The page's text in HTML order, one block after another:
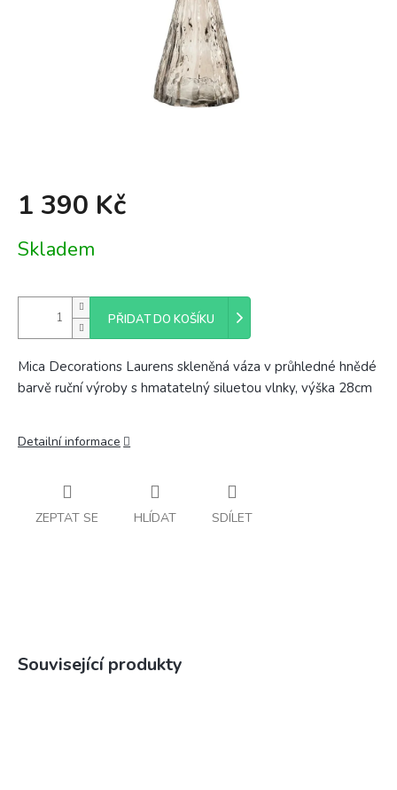
1 390 Kč
cena:
Skladem
PŘIDAT DO KOŠÍKU
Mica Decorations Laurens skleněná váza v průhledné hnědé
barvě ruční výroby s hmatatelný siluetou vlnky, výška 28cm
Detailní informace
ZEPTAT SE HLÍDAT SDÍLET
Související produkty